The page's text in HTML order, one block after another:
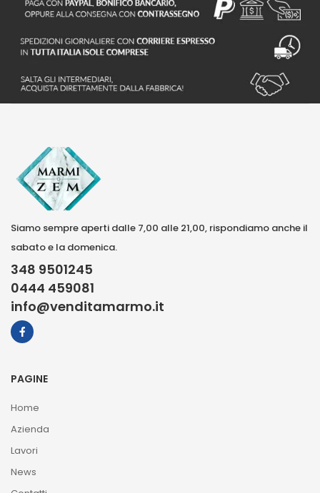
Siamo sempre aperti dalle 7,00 alle 21,00, rispondiamo anche il
sabato e la domenica.
348 9501245
0444 459081
info@venditamarmo.it
PAGINE
Home
Azienda
Lavori
News